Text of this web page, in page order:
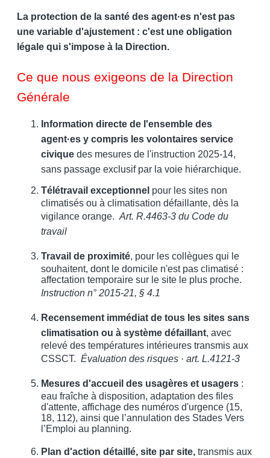
La protection de la santé des agent·es n'est pas
une variable d'ajustement : c'est une obligation
légale qui s'impose à la Direction.
Ce que nous exigeons de la Direction
Générale
Information directe de l'ensemble des
agent·es y compris les volontaires service
civique des mesures de l'instruction 2025-14,
sans passage exclusif par la voie hiérarchique.
Télétravail exceptionnel pour les sites non
climatisés ou à climatisation défaillante, dès la
vigilance orange. Art. R.4463-3 du Code du
travail
Travail de proximité, pour les collègues qui le
souhaitent, dont le domicile n'est pas climatisé :
affectation temporaire sur le site le plus proche.
Instruction n° 2015-21, § 4.1
Recensement immédiat de tous les sites sans
climatisation ou à système défaillant, avec
relevé des températures intérieures transmis aux
CSSCT. Évaluation des risques · art. L.4121-3
Mesures d'accueil des usagères et usagers :
eau fraîche à disposition, adaptation des files
d'attente, affichage des numéros d'urgence (15,
18, 112), ainsi que l’annulation des Stades Vers
l’Emploi au planning.
Plan d'action détaillé, site par site, transmis aux